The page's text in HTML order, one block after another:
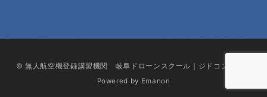
© 無人航空機登録講習機関 岐阜ドローンスクール｜ジドコン加盟校
Powered by Emanon